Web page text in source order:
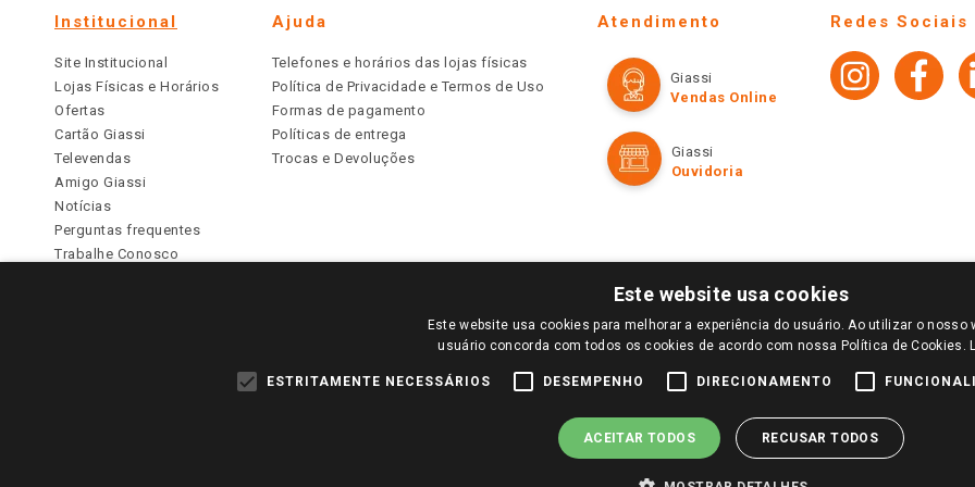
Institucional
Site Institucional
Lojas Físicas e Horários
Ofertas
Cartão Giassi
Televendas
Amigo Giassi
Notícias
Perguntas frequentes
Trabalhe Conosco
Ajuda
Telefones e horários das lojas físicas
Política de Privacidade e Termos de Uso
Formas de pagamento
Políticas de entrega
Trocas e Devoluções
Atendimento
Giassi
Vendas Online
Giassi
Ouvidoria
Redes Sociais
PARA VER OS PREÇOS DA SUA REGIÃO, FAÇA LOGIN E SELECIONE A LOJA DE SUA PREFERÊNCIA. SOMENTE APÓS O LOGIN, OS PREÇOS
TODOS OS PREÇOS E CONDIÇÕES COMERCIAIS DESTE SITE SÃO VÁLIDOS APENAS PARA COMPRAS REALIZADAS NO GIASSI.COM.BR E NA LOJA
DE BUSCAS.
Este website usa cookies
Este website usa cookies para melhorar a experiência do usuário. Ao utilizar o nosso
usuário concorda com todos os cookies de acordo com nossa Política de Cookies.
ESTRITAMENTE NECESSÁRIOS DESEMPENHO DIRECIONAMENTO
ACEITAR TODOS RECUSAR TODOS